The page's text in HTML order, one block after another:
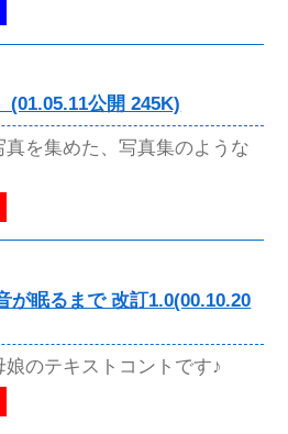
(01.05.11公開 245K)
を集めた、写真集のような
が眠るまで 改訂1.0(00.10.20
のテキストコントです♪